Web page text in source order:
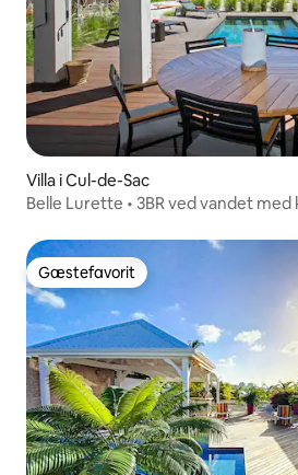
Villa i Cul-de-Sac
Belle Lurette • 3BR ved vandet med
Gæstefavorit
Gæstefavorit